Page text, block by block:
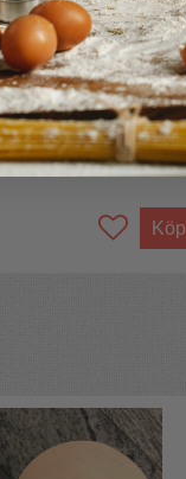
smash-paket
på grillen, elden, spisen
Köp